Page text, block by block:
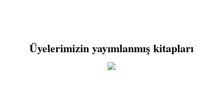
Üyelerimizin yayımlanmış kitapları